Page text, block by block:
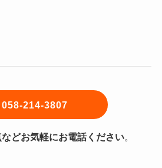
058-214-3807
どお気軽にお電話ください。